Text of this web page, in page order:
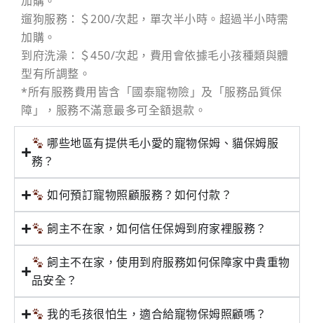
遛狗服務：＄200/次起，單次半小時。超過半小時需
加購。
到府洗澡：＄450/次起，費用會依據毛小孩種類與體
型有所調整。
*所有服務費用皆含「國泰寵物險」及「服務品質保
障」，服務不滿意最多可全額退款。
哪些地區有提供毛小愛的寵物保姆、貓保姆服
務？
如何預訂寵物照顧服務？如何付款？
飼主不在家，如何信任保姆到府家裡服務？
飼主不在家，使用到府服務如何保障家中貴重物
品安全？
我的毛孩很怕生，適合給寵物保姆照顧嗎？